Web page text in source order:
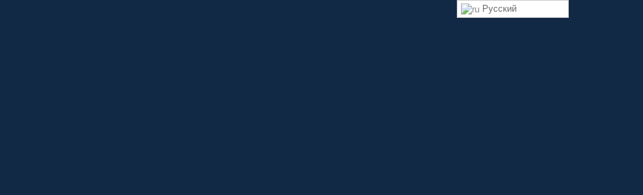
Русский